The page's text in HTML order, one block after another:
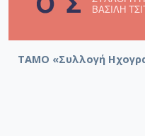
ΤΑΜΟ «Συλλογή